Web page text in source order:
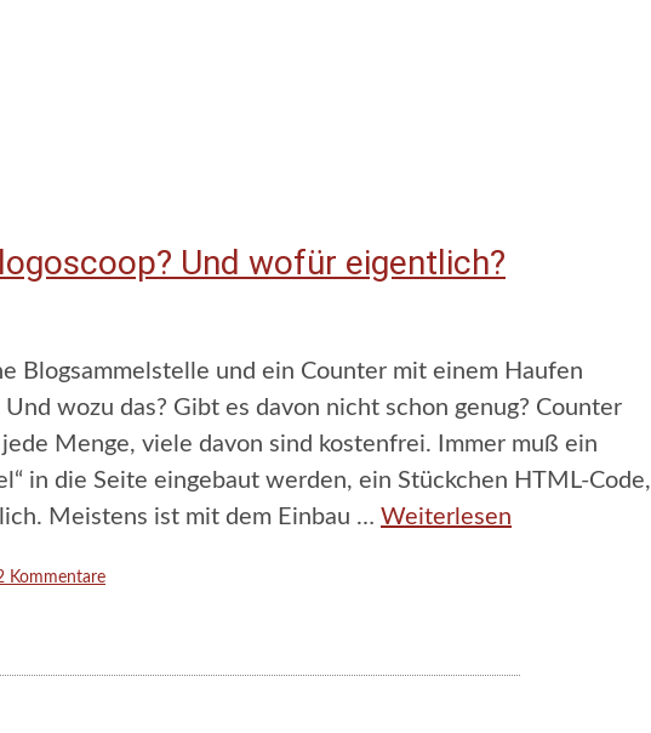
Und wofür eigentlich?
Blogsammelstelle und ein Counter mit einem Haufen
wozu das? Gibt es davon nicht schon genug? Counter
Menge, viele davon sind kostenfrei. Immer muß ein
in die Seite eingebaut werden, ein Stückchen HTML-Code,
Meistens ist mit dem Einbau … Weiterlesen
Kommentare